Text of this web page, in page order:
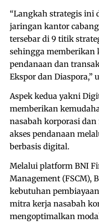
“Langkah strategis ini
jaringan kantor
tersebar di 9 titik
sehingga memberikan
pendanaan dan
Ekspor dan Diaspora,”
Aspek kedua yakni
memberikan
nasabah korporasi
akses pendanaan
berbasis digital.
Melalui platform BNI
Management (FSCM),
kebutuhan
mitra kerja nasabah
mengoptimalkan